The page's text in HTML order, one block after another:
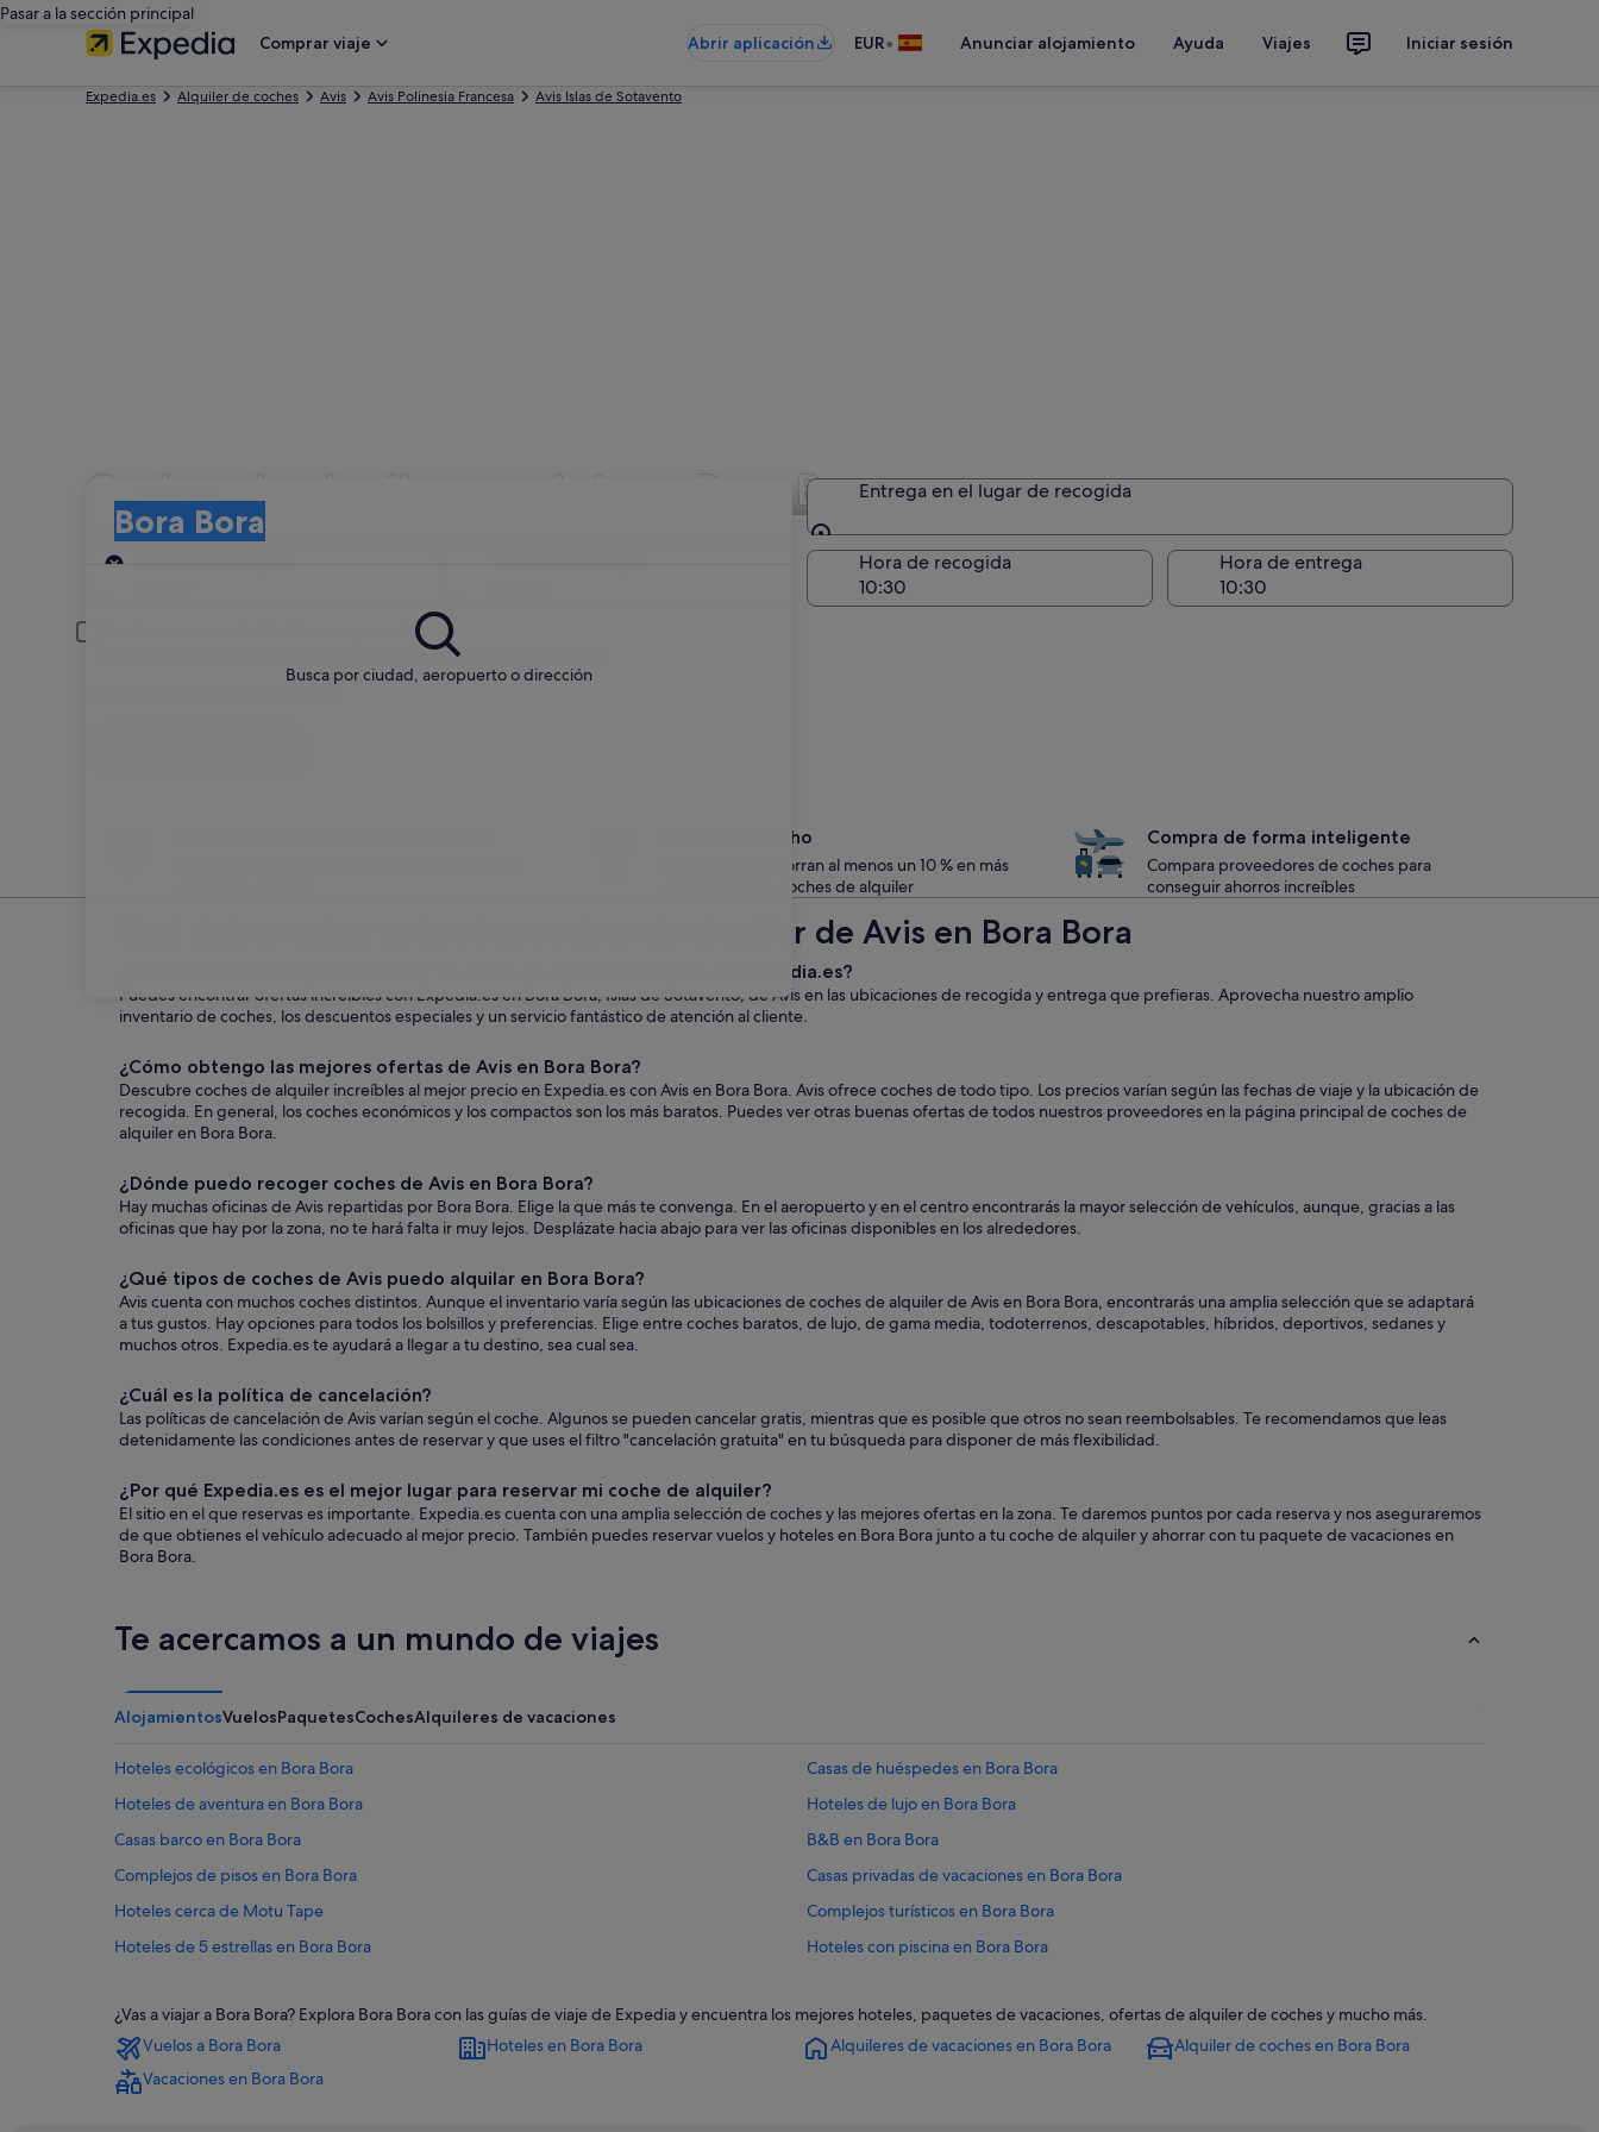
Pasar a la sección principal
Comprar viaje
Abrir aplicación EUR• Anunciar alojamiento Ayuda Viajes Iniciar sesión
Expedia.es Alquiler de coches Avis Avis Polinesia Francesa Avis Islas de Sotavento
Coches de alquiler con Avis en Bora Bora
Busca por ciudad, aeropuerto o dirección
Bora Bora
Recogida
Entrega en el lugar de recogida
Entrega en el lugar de recogida
Hora de recogida Hora de entrega
Conductor menor de 30 años o mayor de 70
Es posible que los conductores jóvenes o los mayores deban pagar un recargo.
Date un capricho
Los miembros ahorran al menos un 10 % en más
de un millón de coches de alquiler
Compra de forma inteligente
Compara proveedores de coches para
conseguir ahorros increíbles
Qué debes saber sobre los coches de alquiler de Avis en Bora Bora
¿Cuáles son las ventajas de alquilar un coche de Avis en Bora Bora con Expedia.es?
Puedes encontrar ofertas increíbles con Expedia.es en Bora Bora, Islas de Sotavento, de Avis en las ubicaciones de recogida y entrega que prefieras. Aprovecha nuestro amplio
inventario de coches, los descuentos especiales y un servicio fantástico de atención al cliente.
¿Cómo obtengo las mejores ofertas de Avis en Bora Bora?
Descubre coches de alquiler increíbles al mejor precio en Expedia.es con Avis en Bora Bora. Avis ofrece coches de todo tipo. Los precios varían según las fechas de viaje y la ubicación de
recogida. En general, los coches económicos y los compactos son los más baratos. Puedes ver otras buenas ofertas de todos nuestros proveedores en la página principal de coches de
alquiler en Bora Bora.
¿Dónde puedo recoger coches de Avis en Bora Bora?
Hay muchas oficinas de Avis repartidas por Bora Bora. Elige la que más te convenga. En el aeropuerto y en el centro encontrarás la mayor selección de vehículos, aunque, gracias a las
oficinas que hay por la zona, no te hará falta ir muy lejos. Desplázate hacia abajo para ver las oficinas disponibles en los alrededores.
¿Qué tipos de coches de Avis puedo alquilar en Bora Bora?
Avis cuenta con muchos coches distintos. Aunque el inventario varía según las ubicaciones de coches de alquiler de Avis en Bora Bora, encontrarás una amplia selección que se adaptará
a tus gustos. Hay opciones para todos los bolsillos y preferencias. Elige entre coches baratos, de lujo, de gama media, todoterrenos, descapotables, híbridos, deportivos, sedanes y
muchos otros. Expedia.es te ayudará a llegar a tu destino, sea cual sea.
¿Cuál es la política de cancelación?
Las políticas de cancelación de Avis varían según el coche. Algunos se pueden cancelar gratis, mientras que es posible que otros no sean reembolsables. Te recomendamos que leas
detenidamente las condiciones antes de reservar y que uses el filtro "cancelación gratuita" en tu búsqueda para disponer de más flexibilidad.
¿Por qué Expedia.es es el mejor lugar para reservar mi coche de alquiler?
El sitio en el que reservas es importante. Expedia.es cuenta con una amplia selección de coches y las mejores ofertas en la zona. Te daremos puntos por cada reserva y nos aseguraremos
de que obtienes el vehículo adecuado al mejor precio. También puedes reservar vuelos y hoteles en Bora Bora junto a tu coche de alquiler y ahorrar con tu paquete de vacaciones en
Bora Bora.
Te acercamos a un mundo de viajes
AlojamientosVuelosPaquetesCochesAlquileres de vacaciones
Hoteles ecológicos en Bora Bora
Casas de huéspedes en Bora Bora
Hoteles de aventura en Bora Bora
Hoteles de lujo en Bora Bora
Casas barco en Bora Bora
B&B en Bora Bora
Complejos de pisos en Bora Bora
Casas privadas de vacaciones en Bora Bora
Hoteles cerca de Motu Tape
Complejos turísticos en Bora Bora
Hoteles de 5 estrellas en Bora Bora
Hoteles con piscina en Bora Bora
Hoteles cerca de Monte Otemanu
Hoteles cerca de Point Matira
Lodges en Bora Bora
Relais & Chateaux hoteles en Bora Bora
Hoteles con todo incluido en Bora Bora
¿Vas a viajar a Bora Bora? Explora Bora Bora con las guías de viaje de Expedia y encuentra los mejores hoteles, paquetes de vacaciones, ofertas de alquiler de coches y mucho más.
Vuelos a Bora Bora
Hoteles en Bora Bora Alquileres de vacaciones en Bora Bora
Alquiler de coches en Bora Bora
Vacaciones en Bora Bora